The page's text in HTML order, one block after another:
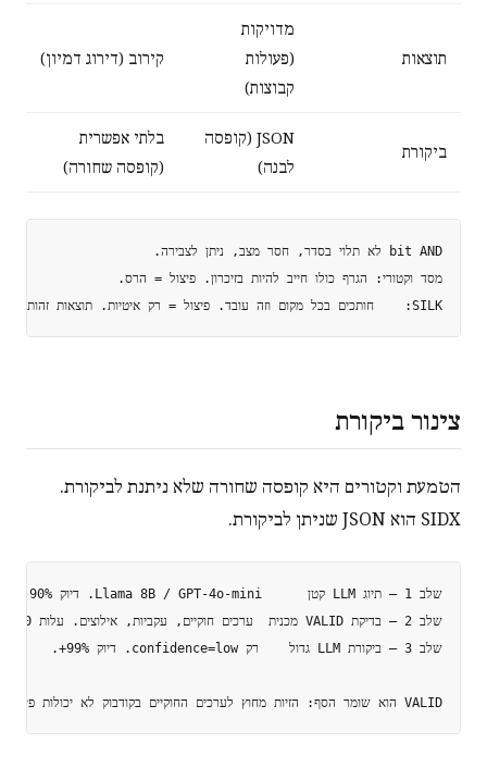
תוצאות
מדויקות
(פעולות
קבוצות)
קירוב (דירוג דמיון)
ביקורת
JSON (קופסה
לבנה)
בלתי אפשרית
(קופסה שחורה)
SILK:    חותכים בכל מקום וזה עובד. פיצול = רק איטיות. תוצאות זהות.
צינור ביקורת
הטמעת וקטורים היא קופסה שחורה שלא ניתנת לביקורת.
SIDX הוא JSON שניתן לביקורת.
VALID הוא שומר הסף: הזיות מחוץ לערכים החוקיים בקודבוק לא יכולות פיזית להיכנס לאינדקס.